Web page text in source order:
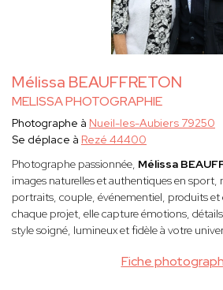
Mélissa BEAUFFRETON
MELISSA PHOTOGRAPHIE
Fiche
Photographe à Nueil-les-Aubiers 79250
Se déplace à Rezé 44400
Photographe passionnée, Mélissa
images naturelles et authentiques en sport,
portraits, couple, événementiel, produits et
chaque projet, elle capture émotions,
style soigné, lumineux et fidèle à votre